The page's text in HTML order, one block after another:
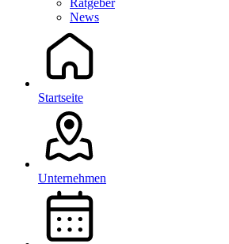
Ratgeber
News
Startseite
Unternehmen